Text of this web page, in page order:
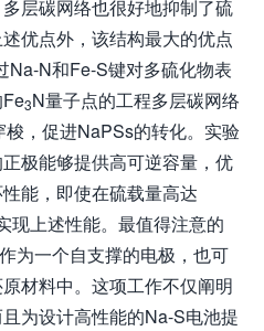
层碳网络也很好地抑制了硫
优点外，该结构最大的优点
Na-N和Fe-S键对多硫化物表
3N量子点的工程多层碳网络
，促进NaPSs的转化。实验
极能够提供高可逆容量，优
能，即使在硫载量高达
现上述性能。最值得注意的
为一个自支撑的电极，也可
材料中。这项工作不仅阐明
为设计高性能的Na-S电池提